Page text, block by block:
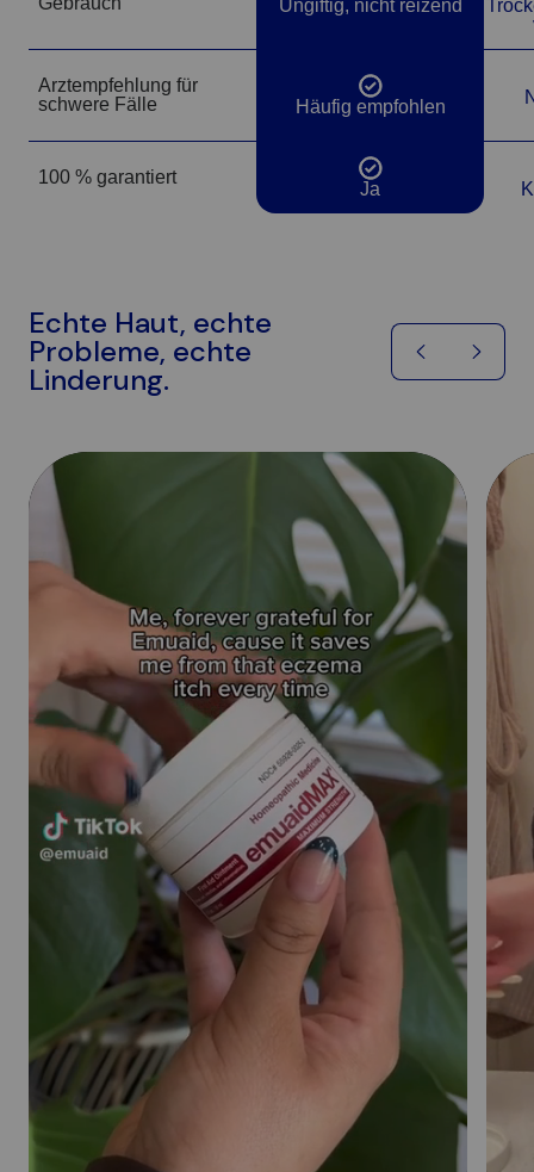
Ungiftig, nicht reizend
Arztempfehlung für
schwere Fälle
Ja
Häufig empfohlen
100 % garantiert Ja
Ja
Echte Haut, echte
Probleme, echte
Linderung.